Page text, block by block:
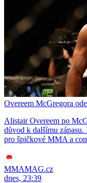
Overeem McGregora
Alistair Overeem po
důvod k dalšímu
pro špičkové MMA a
MMAMAG.cz
dnes, 23:39